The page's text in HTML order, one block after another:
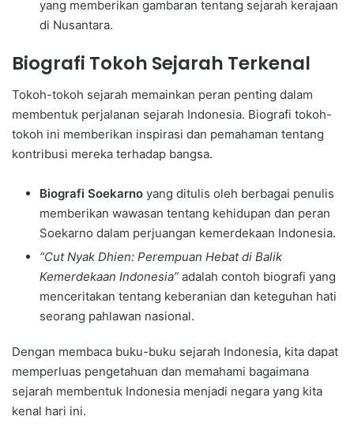
yang memberikan gambaran tentang sejarah kerajaan
di Nusantara.
Biografi Tokoh Sejarah Terkenal
Tokoh-tokoh sejarah memainkan peran penting dalam
membentuk perjalanan sejarah Indonesia. Biografi tokoh-
tokoh ini memberikan inspirasi dan pemahaman tentang
kontribusi mereka terhadap bangsa.
Biografi Soekarno yang ditulis oleh berbagai penulis
memberikan wawasan tentang kehidupan dan peran
Soekarno dalam perjuangan kemerdekaan Indonesia.
“Cut Nyak Dhien: Perempuan Hebat di Balik
Kemerdekaan Indonesia” adalah contoh biografi yang
menceritakan tentang keberanian dan keteguhan hati
seorang pahlawan nasional.
Dengan membaca buku-buku sejarah Indonesia, kita dapat
memperluas pengetahuan dan memahami bagaimana
sejarah membentuk Indonesia menjadi negara yang kita
kenal hari ini.